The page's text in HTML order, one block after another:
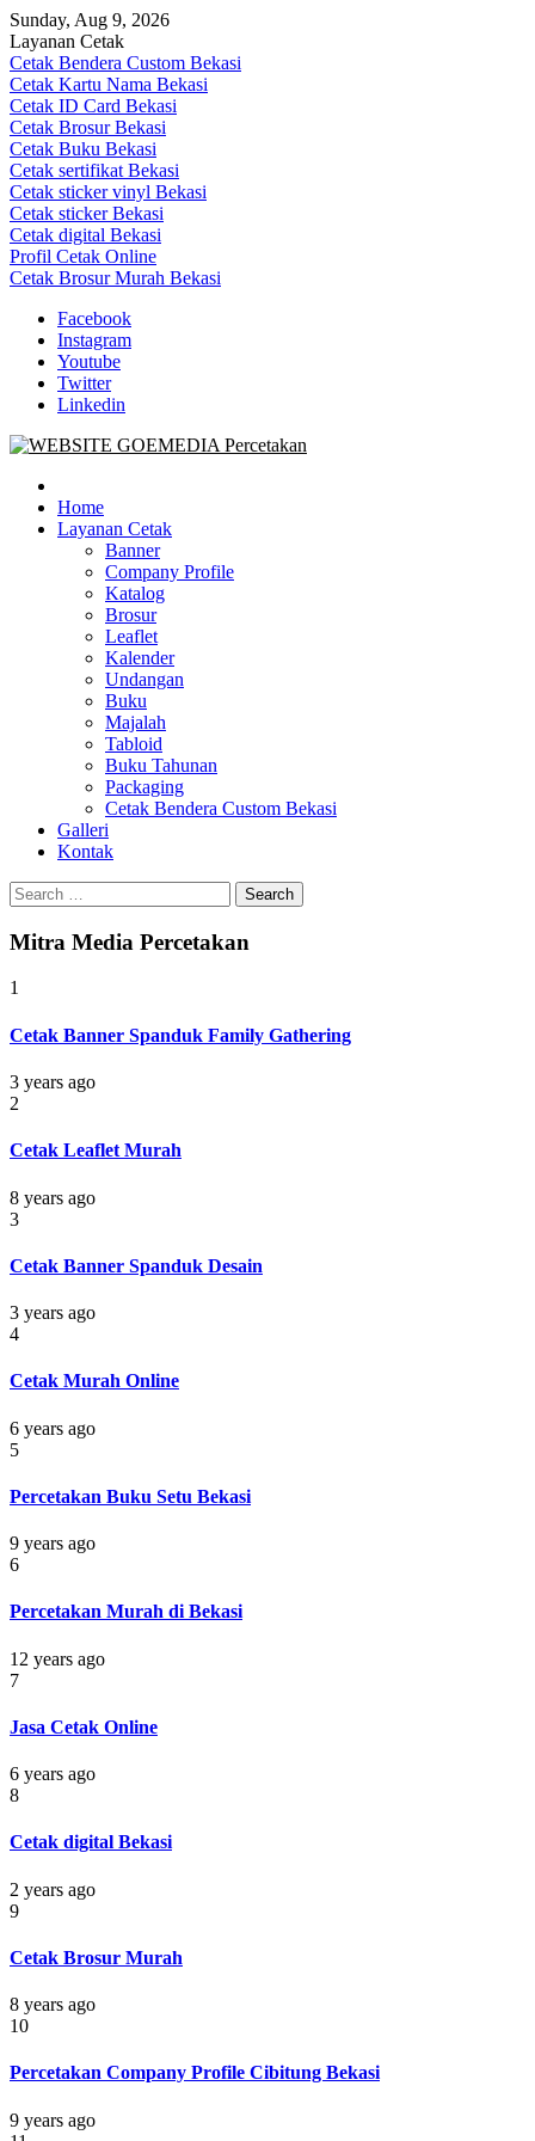
Skip
to
content
Sunday, Aug 9, 2026
Layanan Cetak
Cetak Bendera Custom Bekasi
Cetak Kartu Nama Bekasi
Cetak ID Card Bekasi
Cetak Brosur Bekasi
Cetak Buku Bekasi
Cetak sertifikat Bekasi
Cetak sticker vinyl Bekasi
Cetak sticker Bekasi
Cetak digital Bekasi
Profil Cetak Online
Cetak Brosur Murah Bekasi
Facebook
Instagram
Youtube
Twitter
Linkedin
Goe Media Percetakan | 0822-4439-5599 (Call/WA)
0822-4439-5599 (Call/WA) Percetakan jasa cetak banner buku yasin
invoice kartu nama label map nota spanduk stiker undangan
pernikahan murah online 24 jam
Home
Layanan Cetak
Banner
Company Profile
Katalog
Brosur
Leaflet
Kalender
Undangan
Buku
Majalah
Tabloid
Buku Tahunan
Packaging
Cetak Bendera Custom Bekasi
Galleri
Kontak
Search
for:
Mitra Media Percetakan
1
Cetak Banner Spanduk Family Gathering
3 years ago
2
Cetak Leaflet Murah
8 years ago
3
Cetak Banner Spanduk Desain
3 years ago
4
Cetak Murah Online
6 years ago
5
Percetakan Buku Setu Bekasi
9 years ago
6
Percetakan Murah di Bekasi
12 years ago
7
Jasa Cetak Online
6 years ago
8
Cetak digital Bekasi
2 years ago
9
Cetak Brosur Murah
8 years ago
10
Percetakan Company Profile Cibitung Bekasi
9 years ago